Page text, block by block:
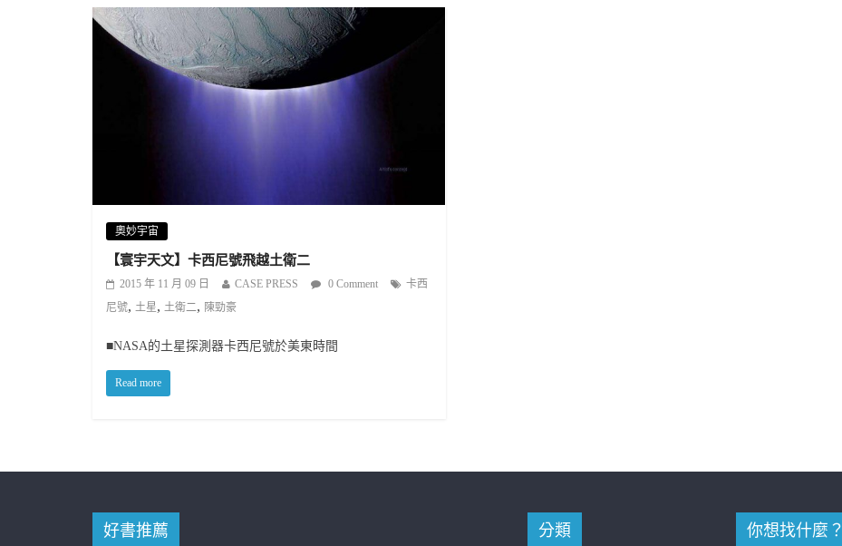
奧妙宇宙
【寰宇天文】卡西尼號飛越土衛二
2015 年 11 月 09 日 CASE PRESS 0 Comment
卡西
尼號, 土星, 土衛二, 陳勁豪
■NASA的土星探測器卡西尼號於美東時間
Read more
好書推薦 分類 你想找什麼？